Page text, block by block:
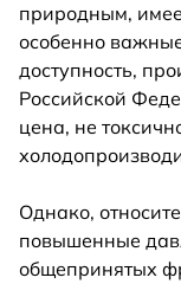
природным,
особенно
доступность,
Российской
цена, не
Однако,
повышенные
общепринятых